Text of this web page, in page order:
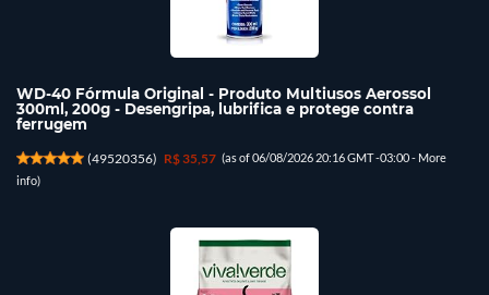
WD-40 Fórmula Original - Produto Multiusos Aerossol
300ml, 200g - Desengripa, lubrifica e protege contra
ferrugem
(49520356) R$ 35,57 (as of 06/08/2026 20:16 GMT -03:00 - More
info)